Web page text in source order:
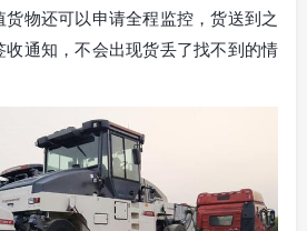
物还可以申请全程监控，货送到之
收通知，不会出现货丢了找不到的情